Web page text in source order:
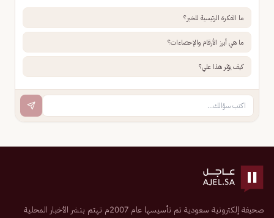
ما الفكرة الرئيسية للخبر؟
ما هي أبرز الأرقام والإحصاءات؟
كيف يؤثر هذا علي؟
صحيفة إلكترونية سعودية تم تأسيسها عام 2007م تهتم بنشر الأخبار المحلية